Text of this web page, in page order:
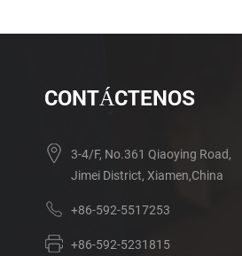
CONTÁCTENOS
3-4/F, No.361 Qiaoying Road,
Jimei District, Xiamen,China
+86-592-5517253
+86-592-5231815